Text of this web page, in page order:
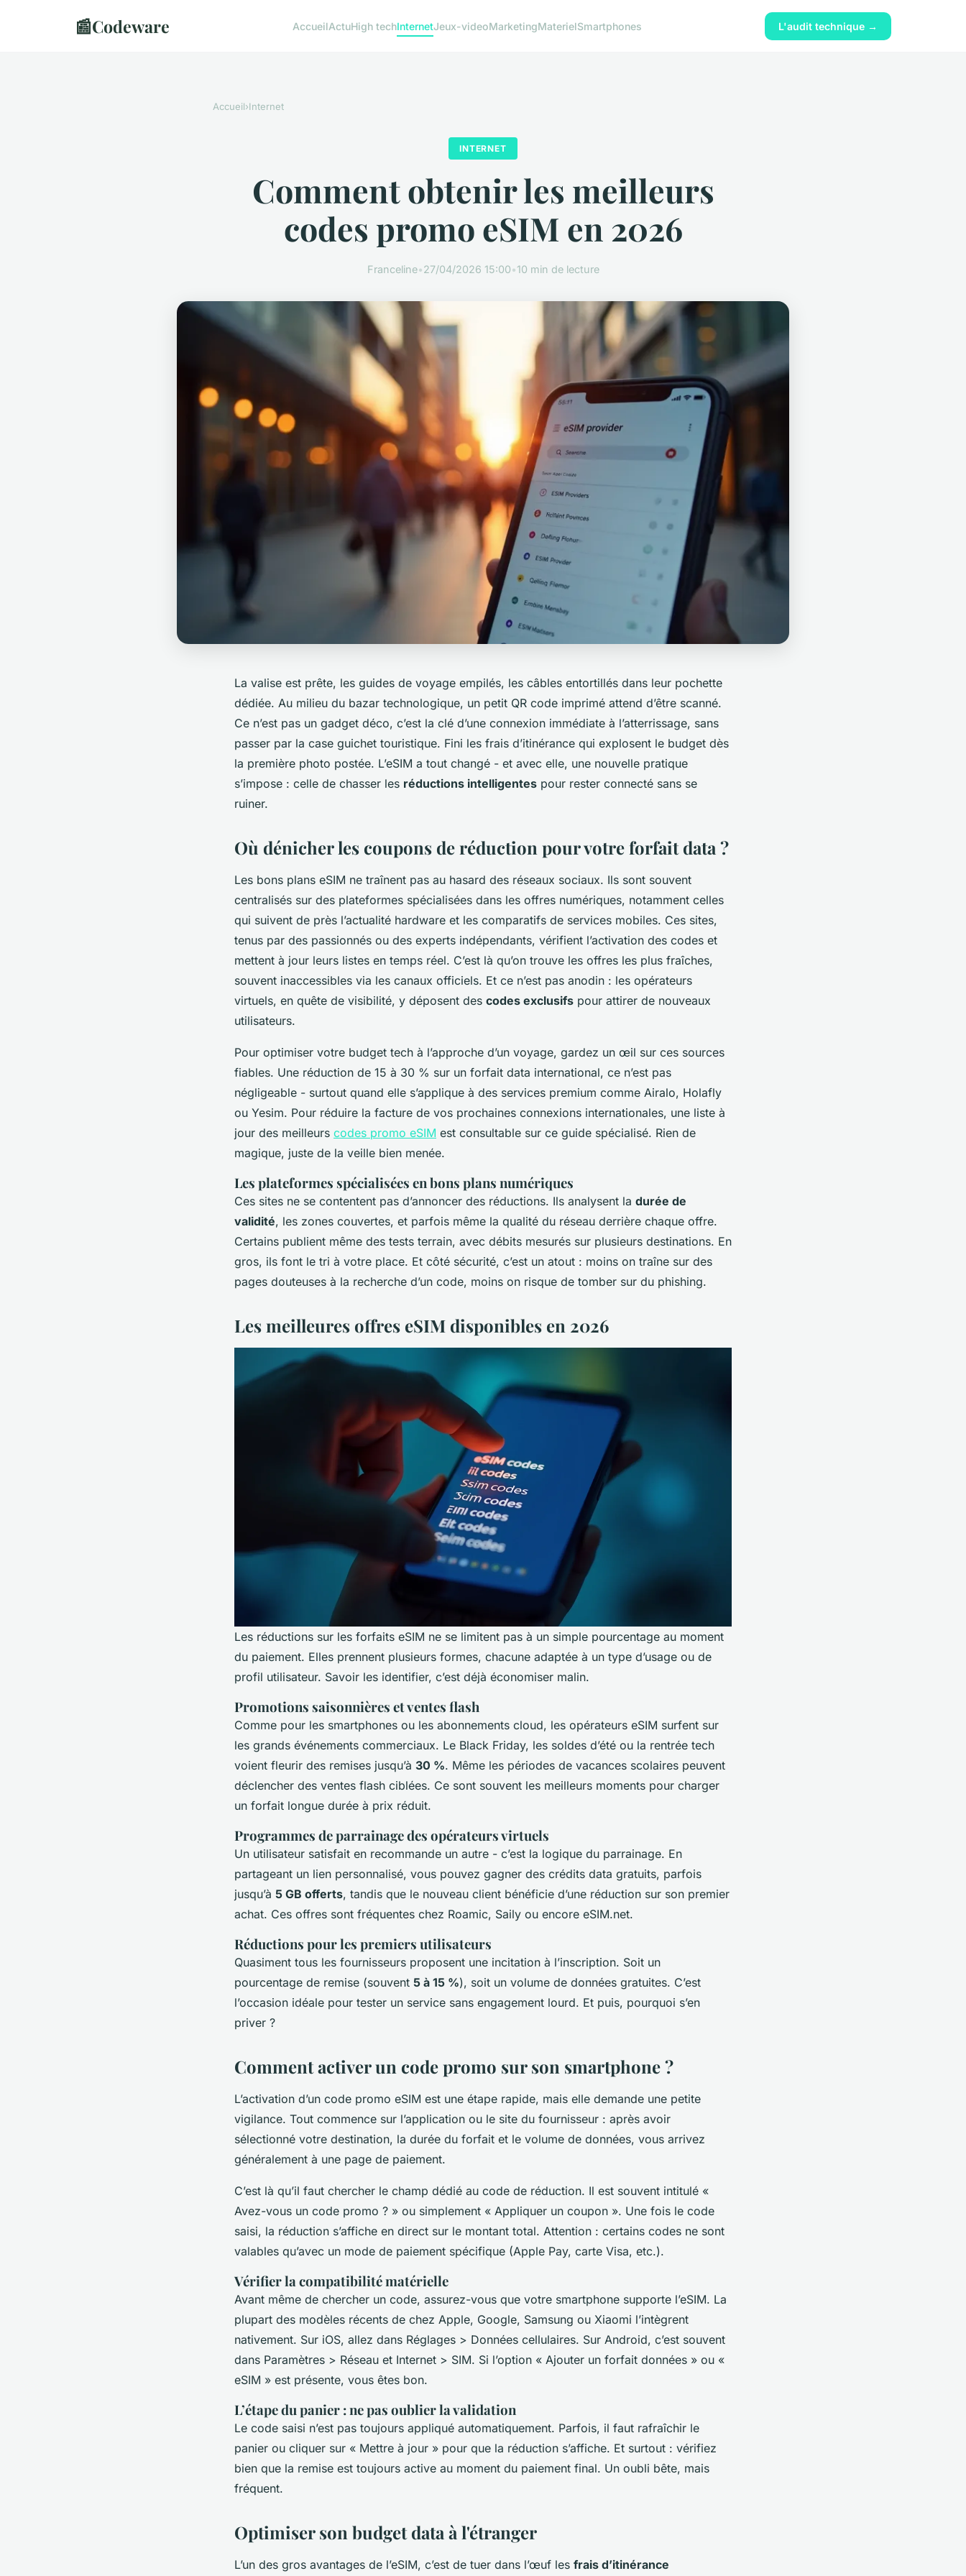
📰Codeware AccueilActuHigh techInternetJeux-videoMarketingMaterielSmartphones L'audit technique →
Accueil›Internet
INTERNET
Comment obtenir les meilleurs
codes promo eSIM en 2026
Franceline•27/04/2026 15:00•10 min de lecture
La valise est prête, les guides de voyage empilés, les câbles entortillés dans leur pochette
dédiée. Au milieu du bazar technologique, un petit QR code imprimé attend d’être scanné.
Ce n’est pas un gadget déco, c’est la clé d’une connexion immédiate à l’atterrissage, sans
passer par la case guichet touristique. Fini les frais d’itinérance qui explosent le budget dès
la première photo postée. L’eSIM a tout changé - et avec elle, une nouvelle pratique
s’impose : celle de chasser les réductions intelligentes pour rester connecté sans se
ruiner.
Où dénicher les coupons de réduction pour votre forfait data ?
Les bons plans eSIM ne traînent pas au hasard des réseaux sociaux. Ils sont souvent
centralisés sur des plateformes spécialisées dans les offres numériques, notamment celles
qui suivent de près l’actualité hardware et les comparatifs de services mobiles. Ces sites,
tenus par des passionnés ou des experts indépendants, vérifient l’activation des codes et
mettent à jour leurs listes en temps réel. C’est là qu’on trouve les offres les plus fraîches,
souvent inaccessibles via les canaux officiels. Et ce n’est pas anodin : les opérateurs
virtuels, en quête de visibilité, y déposent des codes exclusifs pour attirer de nouveaux
utilisateurs.
Pour optimiser votre budget tech à l’approche d’un voyage, gardez un œil sur ces sources
fiables. Une réduction de 15 à 30 % sur un forfait data international, ce n’est pas
négligeable - surtout quand elle s’applique à des services premium comme Airalo, Holafly
ou Yesim. Pour réduire la facture de vos prochaines connexions internationales, une liste à
jour des meilleurs codes promo eSIM est consultable sur ce guide spécialisé. Rien de
magique, juste de la veille bien menée.
Les plateformes spécialisées en bons plans numériques
Ces sites ne se contentent pas d’annoncer des réductions. Ils analysent la durée de
validité, les zones couvertes, et parfois même la qualité du réseau derrière chaque offre.
Certains publient même des tests terrain, avec débits mesurés sur plusieurs destinations. En
gros, ils font le tri à votre place. Et côté sécurité, c’est un atout : moins on traîne sur des
pages douteuses à la recherche d’un code, moins on risque de tomber sur du phishing.
Les meilleures offres eSIM disponibles en 2026
Les réductions sur les forfaits eSIM ne se limitent pas à un simple pourcentage au moment
du paiement. Elles prennent plusieurs formes, chacune adaptée à un type d’usage ou de
profil utilisateur. Savoir les identifier, c’est déjà économiser malin.
Promotions saisonnières et ventes flash
Comme pour les smartphones ou les abonnements cloud, les opérateurs eSIM surfent sur
les grands événements commerciaux. Le Black Friday, les soldes d’été ou la rentrée tech
voient fleurir des remises jusqu’à 30 %. Même les périodes de vacances scolaires peuvent
déclencher des ventes flash ciblées. Ce sont souvent les meilleurs moments pour charger
un forfait longue durée à prix réduit.
Programmes de parrainage des opérateurs virtuels
Un utilisateur satisfait en recommande un autre - c’est la logique du parrainage. En
partageant un lien personnalisé, vous pouvez gagner des crédits data gratuits, parfois
jusqu’à 5 GB offerts, tandis que le nouveau client bénéficie d’une réduction sur son premier
achat. Ces offres sont fréquentes chez Roamic, Saily ou encore eSIM.net.
Réductions pour les premiers utilisateurs
Quasiment tous les fournisseurs proposent une incitation à l’inscription. Soit un
pourcentage de remise (souvent 5 à 15 %), soit un volume de données gratuites. C’est
l’occasion idéale pour tester un service sans engagement lourd. Et puis, pourquoi s’en
priver ?
Comment activer un code promo sur son smartphone ?
L’activation d’un code promo eSIM est une étape rapide, mais elle demande une petite
vigilance. Tout commence sur l’application ou le site du fournisseur : après avoir
sélectionné votre destination, la durée du forfait et le volume de données, vous arrivez
généralement à une page de paiement.
C’est là qu’il faut chercher le champ dédié au code de réduction. Il est souvent intitulé «
Avez-vous un code promo ? » ou simplement « Appliquer un coupon ». Une fois le code
saisi, la réduction s’affiche en direct sur le montant total. Attention : certains codes ne sont
valables qu’avec un mode de paiement spécifique (Apple Pay, carte Visa, etc.).
Vérifier la compatibilité matérielle
Avant même de chercher un code, assurez-vous que votre smartphone supporte l’eSIM. La
plupart des modèles récents de chez Apple, Google, Samsung ou Xiaomi l’intègrent
nativement. Sur iOS, allez dans Réglages > Données cellulaires. Sur Android, c’est souvent
dans Paramètres > Réseau et Internet > SIM. Si l’option « Ajouter un forfait données » ou «
eSIM » est présente, vous êtes bon.
L’étape du panier : ne pas oublier la validation
Le code saisi n’est pas toujours appliqué automatiquement. Parfois, il faut rafraîchir le
panier ou cliquer sur « Mettre à jour » pour que la réduction s’affiche. Et surtout : vérifiez
bien que la remise est toujours active au moment du paiement final. Un oubli bête, mais
fréquent.
Optimiser son budget data à l'étranger
L’un des gros avantages de l’eSIM, c’est de tuer dans l’œuf les frais d’itinérance